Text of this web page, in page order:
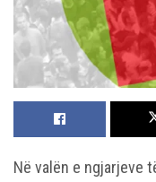
Në valën e ngjarjeve